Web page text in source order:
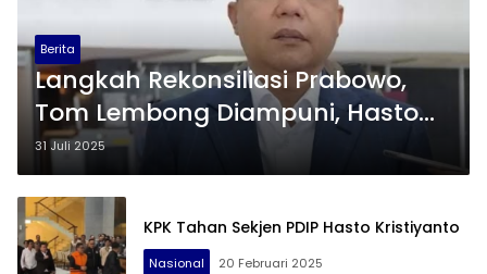
Berita
Langkah Rekonsiliasi Prabowo,
Tom Lembong Diampuni, Hasto
Bebas
31 Juli 2025
KPK Tahan Sekjen PDIP Hasto Kristiyanto
Nasional 20 Februari 2025